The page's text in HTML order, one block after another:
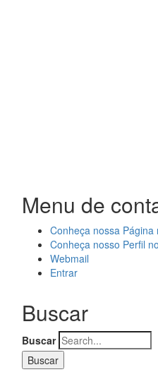
Menu de
Conheça nossa Página
Conheça nosso Perfil
Webmail
Entrar
Buscar
Buscar